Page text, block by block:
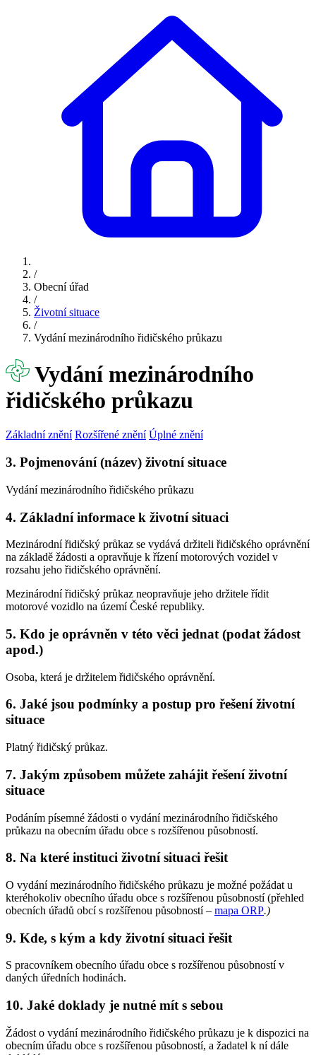
/
Obecní úřad
/
Životní situace
/
Vydání mezinárodního řidičského průkazu
Vydání mezinárodního
řidičského průkazu
Základní znění Rozšířené znění Úplné znění
3. Pojmenování (název) životní situace
Vydání mezinárodního řidičského průkazu
4. Základní informace k životní situaci
Mezinárodní řidičský průkaz se vydává držiteli řidičského oprávnění
na základě žádosti a opravňuje k řízení motorových vozidel v
rozsahu jeho řidičského oprávnění.
Mezinárodní řidičský průkaz neopravňuje jeho držitele řídit
motorové vozidlo na území České republiky.
5. Kdo je oprávněn v této věci jednat (podat žádost
apod.)
Osoba, která je držitelem řidičského oprávnění.
6. Jaké jsou podmínky a postup pro řešení životní
situace
Platný řidičský průkaz.
7. Jakým způsobem můžete zahájit řešení životní
situace
Podáním písemné žádosti o vydání mezinárodního řidičského
průkazu na obecním úřadu obce s rozšířenou působností.
8. Na které instituci životní situaci řešit
O vydání mezinárodního řidičského průkazu je možné požádat u
kteréhokoliv obecního úřadu obce s rozšířenou působností (přehled
obecních úřadů obcí s rozšířenou působností – mapa ORP.)
9. Kde, s kým a kdy životní situaci řešit
S pracovníkem obecního úřadu obce s rozšířenou působností v
daných úředních hodinách.
10. Jaké doklady je nutné mít s sebou
Žádost o vydání mezinárodního řidičského průkazu je k dispozici na
obecním úřadu obce s rozšířenou působností, a žadatel k ní dále